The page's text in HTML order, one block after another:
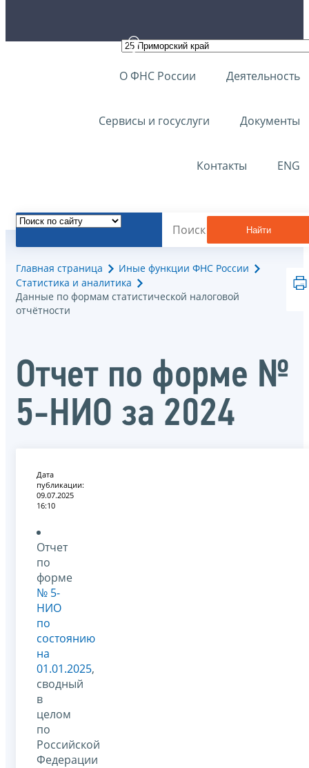
О ФНС России Деятельность
Сервисы и госуслуги Документы
Контакты ENG
Найти
Главная страница
Иные функции ФНС России
Статистика и аналитика
Данные по формам статистической налоговой
отчётности
Отчет по форме №
5-НИО за 2024
Дата
публикации:
09.07.2025
16:10
Отчет
по
форме
№ 5-
НИО
по
состоянию
на
01.01.2025,
сводный
в
целом
по
Российской
Федерации